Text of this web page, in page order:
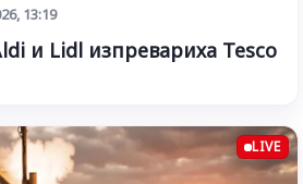
13:19
и Lidl изпревариха Tesco
LIVE